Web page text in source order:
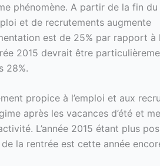
phénomène. A partir de la fin
et de recrutements augmente
est de 25% par rapport à
2015 devrait être
28%.
propice à l’emploi et aux
après les vacances d’été et
L’année 2015 étant plus
la rentrée est cette année